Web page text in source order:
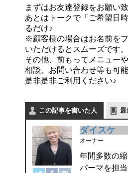
まずはお友達登録をお願い致
あとはトークで「ご希望日
るだけ♪
※顧客様の場合はお名前を
いただけるとスムーズです。
その他、前もってメニュー
相談、お問い合わせ等も可能
是非是非ご利用ください♪
この記事を書いた人 最
ダイスケ
オーナー
年間多数の
パーマを担